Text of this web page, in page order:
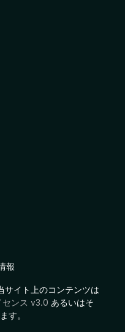
報
サイト上のコンテンツは
ンス v3.0 あるいはそ
す。